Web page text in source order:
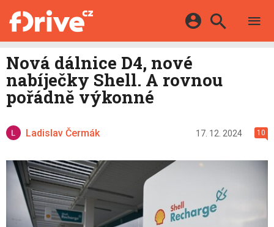
KATALOG
MAPA STANIC
DALŠÍ
HYBRIDY
E-MOTORSPORT
OSTATNÍ
Facebook Google
Nová dálnice D4, nové
nabíječky Shell. A rovnou
pořádně výkonné
Ladislav Čermák 17. 12. 2024 10